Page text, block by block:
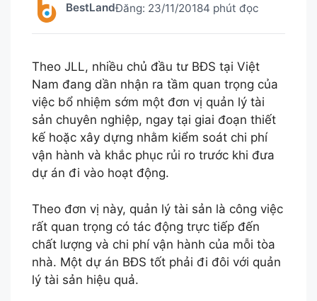
BestLandĐăng: 23/11/20184 phút đọc
Theo JLL, nhiều chủ đầu tư BĐS tại Việt
Nam đang dần nhận ra tầm quan trọng của
việc bổ nhiệm sớm một đơn vị quản lý tài
sản chuyên nghiệp, ngay tại giai đoạn thiết
kế hoặc xây dựng nhằm kiểm soát chi phí
vận hành và khắc phục rủi ro trước khi đưa
dự án đi vào hoạt động.
Theo đơn vị này, quản lý tài sản là công việc
rất quan trọng có tác động trực tiếp đến
chất lượng và chi phí vận hành của mỗi tòa
nhà. Một dự án BĐS tốt phải đi đôi với quản
lý tài sản hiệu quả.